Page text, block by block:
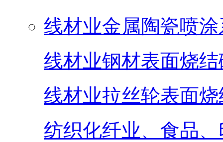
线材业金属陶瓷喷
线材业钢材表面烧
线材业拉丝轮表面
纺织化纤业、食品